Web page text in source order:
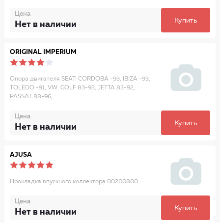
Цена
Нет в наличии Купить
ORIGINAL IMPERIUM
Опора двигателя SEAT: CORDOBA -93, IBIZA -93,
TOLEDO -91, VW: GOLF 83-93, JETTA 83-92,
PASSAT 88-96,
Цена
Нет в наличии Купить
AJUSA
Прокладка впускного коллектора 00200800
Цена
Нет в наличии Купить